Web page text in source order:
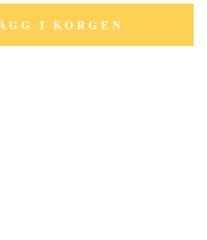
I KORGEN